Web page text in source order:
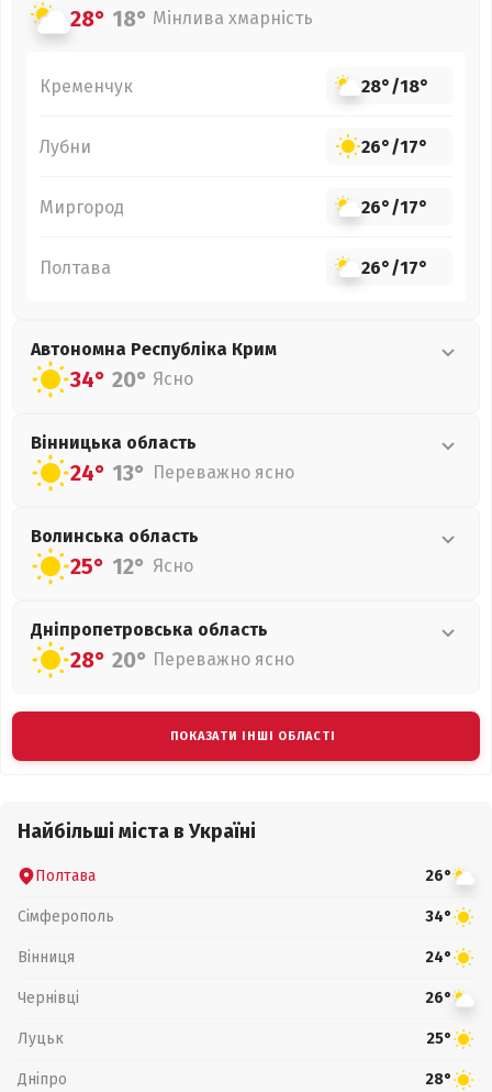
28° 18° Мінлива хмарність
Кременчук 28°/18°
Лубни 26°/17°
Миргород 26°/17°
Полтава 26°/17°
Автономна Республіка Крим
34° 20° Ясно
Вінницька область
24° 13° Переважно ясно
Волинська область
25° 12° Ясно
Дніпропетровська область
28° 20° Переважно ясно
ПОКАЗАТИ ІНШІ ОБЛАСТІ
Найбільші міста в Україні
Полтава 26°
Сімферополь 34°
Вінниця 24°
Чернівці 26°
Луцьк 25°
Дніпро 28°